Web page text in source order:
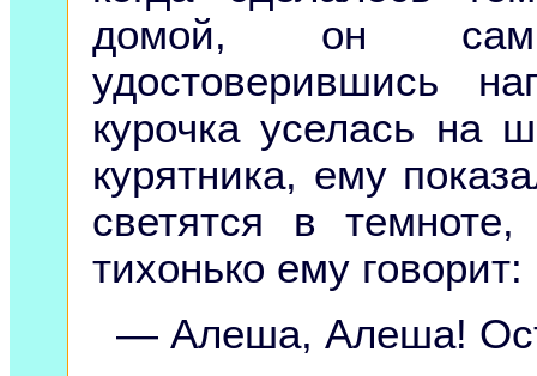
домой, он сам
удостоверившись
курочка уселась на
курятника, ему
светятся в
тихонько ему говорит:
— Алеша, Алеша!